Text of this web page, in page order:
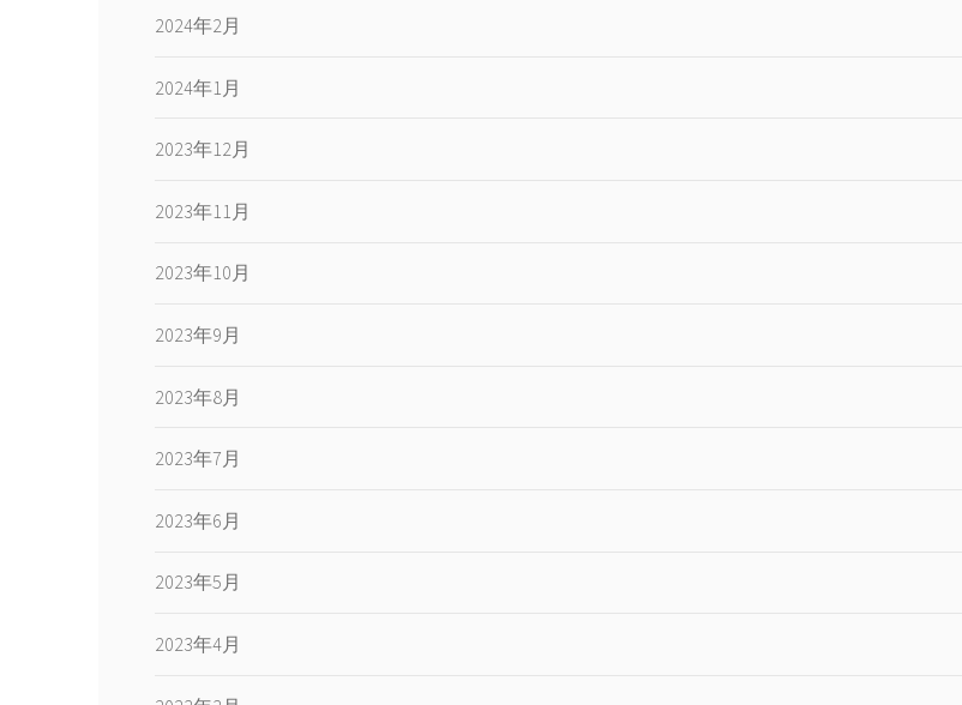
2024年2月
2024年1月
2023年12月
2023年11月
2023年10月
2023年9月
2023年8月
2023年7月
2023年6月
2023年5月
2023年4月